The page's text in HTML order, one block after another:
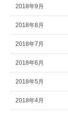
2018年9月
2018年8月
2018年7月
2018年6月
2018年5月
2018年4月